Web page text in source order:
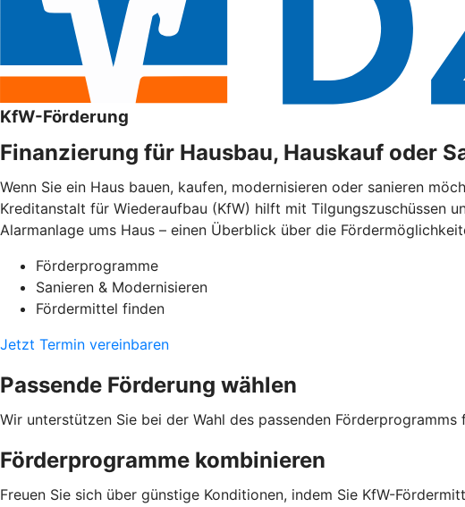
KfW-Förderung
Finanzierung für Hausbau, Hauskauf oder
Wenn Sie ein Haus bauen, kaufen, modernisieren oder sanieren
Kreditanstalt für Wiederaufbau (KfW) hilft mit Tilgungszuschüssen
Alarmanlage ums Haus – einen Überblick über die
Förderprogramme
Sanieren & Modernisieren
Fördermittel finden
Jetzt Termin vereinbaren
Passende Förderung wählen
Wir unterstützen Sie bei der Wahl des passenden Förderprogramms
Förderprogramme kombinieren
Freuen Sie sich über günstige Konditionen, indem Sie KfW-